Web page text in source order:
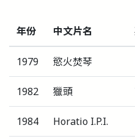
年份 中文片名
1979 慾火焚琴
1982 獵頭
1984 Horatio I.P.I.